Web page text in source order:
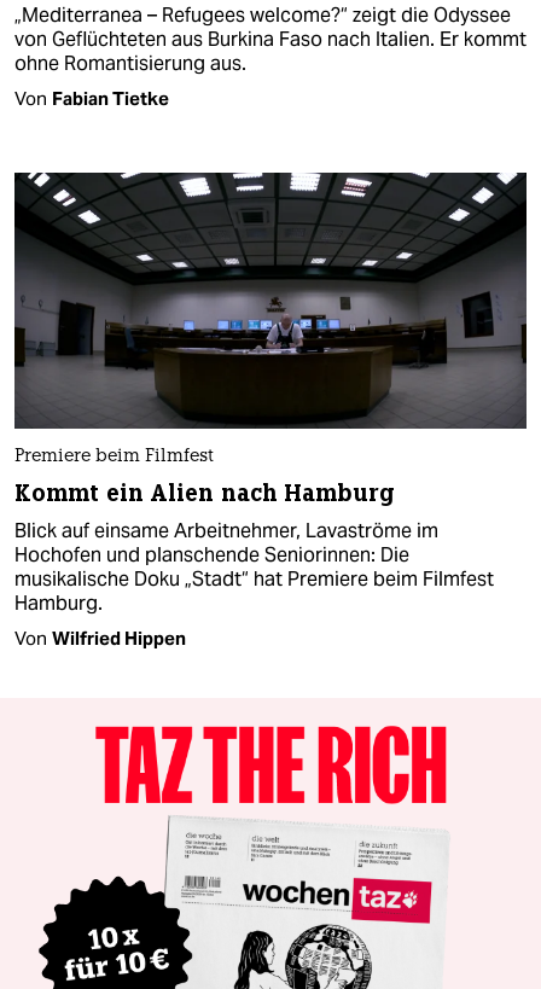
„Mediterranea – Refugees welcome?“ zeigt die Odyssee
von Geflüchteten aus Burkina Faso nach Italien. Er kommt
ohne Romantisierung aus.
Von Fabian Tietke
Premiere beim Filmfest
Kommt ein Alien nach Hamburg
Blick auf einsame Arbeitnehmer, Lavaströme im
Hochofen und planschende Seniorinnen: Die
musikalische Doku „Stadt“ hat Premiere beim Filmfest
Hamburg.
Von Wilfried Hippen